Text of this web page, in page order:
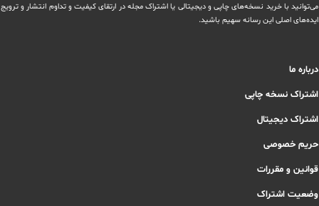
می‌توانید با خرید نسخه‌های چاپی و دیجیتالی یا ‏اشتراک مجله در ارتقای کیفیت و تداوم انتشار و ترویج
ایده‌های اصلی این رسانه سهیم باشید.
درباره ما
اشتراک نسخه چاپی
اشتراک دیجیتال
حریم خصوصی
قوانین و مقررات
وضعیت اشتراک